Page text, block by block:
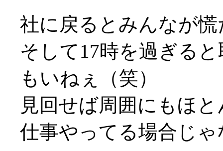
社に戻るとみんなが
そして17時を過ぎる
もいねぇ（笑）
見回せば周囲にもほ
仕事やってる場合じ